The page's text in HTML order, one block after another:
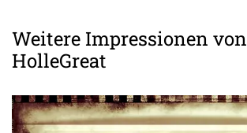
Weitere Impressionen von
HolleGreat